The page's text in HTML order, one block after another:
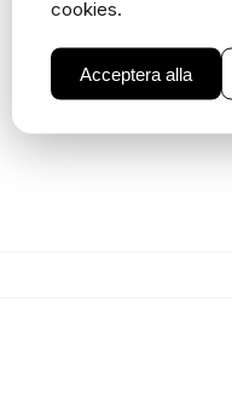
cookies.
Acceptera alla